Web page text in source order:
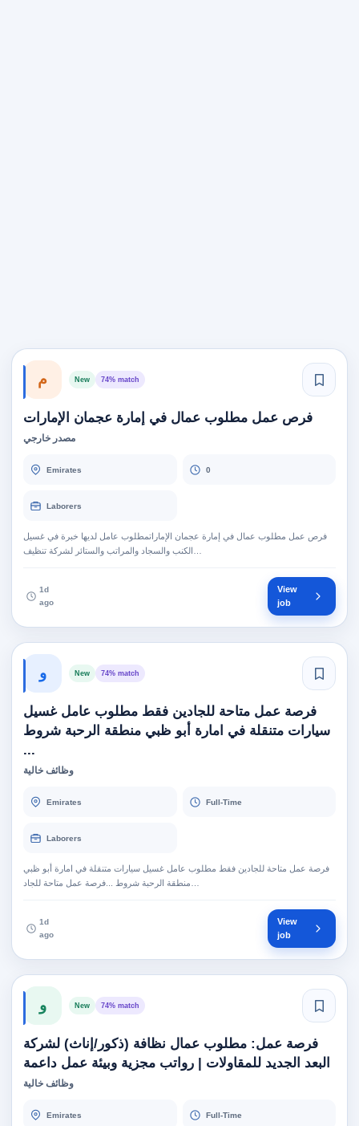
م New 74% match
فرص عمل مطلوب عمال في إمارة عجمان الإمارات
مصدر خارجي
Emirates 0
Laborers
فرص عمل مطلوب عمال في إمارة عجمان الإماراتمطلوب عامل لديها خبرة في غسيل
1d
ago
View
job
و New 74% match
فرصة عمل متاحة للجادين فقط مطلوب عامل غسيل
سيارات متنقلة في امارة أبو ظبي منطقة الرحبة شروط
...
وظائف خالية
Emirates Full-Time
Laborers
فرصة عمل متاحة للجادين فقط مطلوب عامل غسيل سيارات متنقلة في امارة أبو ظبي
1d
ago
View
job
و New 74% match
فرصة عمل: مطلوب عمال نظافة (ذكور/إناث) لشركة
البعد الجديد للمقاولات | رواتب مجزية وبيئة عمل داعمة
وظائف خالية
Emirates Full-Time